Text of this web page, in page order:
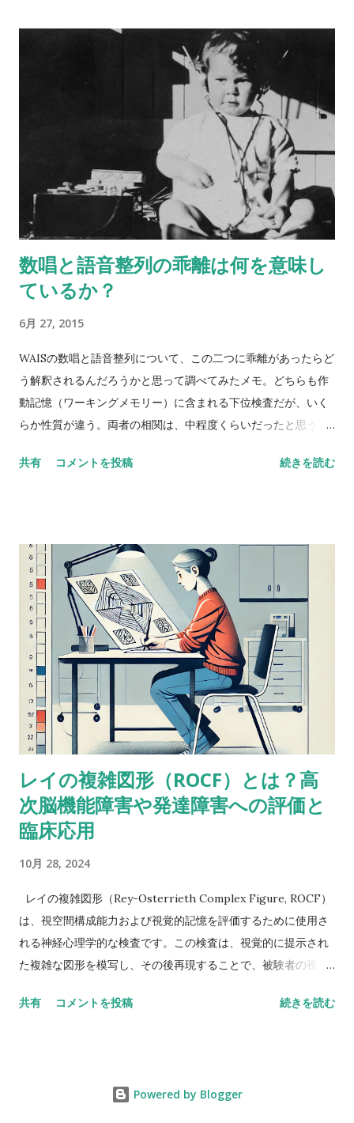
数唱と語音整列の乖離は何を意味し
ているか？
6月 27, 2015
WAISの数唱と語音整列について、この二つに乖離があったらど
う解釈されるんだろうかと思って調べてみたメモ。どちらも作
動記憶（ワーキングメモリー）に含まれる下位検査だが、いく
らか性質が違う。両者の相関は、中程度くらいだったと思う。
sequencing とある海外の掲示板（？）でのやりとり。 一方が
４点以上の乖離（discrepancy）があった場合は？ 実施した
ばかりのアセスメントを詳しく考えてみると、言葉の受容と表
出が明らかに難しいケースだったけど、視空間スキルと処理速
度はまったく問題なく保たれていた。-Miriam という問題提起
に対するスレッドのようだ。 私も以前に何度か同じようなパタ
ーンに出会ったことがあって似たようなことを考えたことがあ
るけど、ぜんぜん専門外だったから。あなたももう考えてるだ
ろうけど、語音整列はたぶんより複雑な課題だと思う。という
のも、数唱のように単に数字を扱うんじゃなくって、（文字と
数字という）二種類の情報を使ってそれを切り替えながら作業
しなきゃいけないから。被験者が教示を理解して、すべてをす
っかり頭に入れることができたという手応えはありました
か？ これ（語音整列）を実行するにはいくつかの操作が必要
特に障壁となるかもしれません。他の下位検査にもこの仮説が
当てはまるならば意味をなさないかもしれませんが・・・もっ
と知識のある人ならいい意見が出せるかも。-Butterfly22 私も
同じように考えていました。数唱よりも語音整列の方がいいス
コアを示しているような同様のアセスメント事例がおかしいの
は、並べ替えなどの操作が入ると難しいのかなと推測できるけ
の保存／再生の能力だけでなくて...
共有 コメントを投稿 続きを読む
レイの複雑図形（ROCF）とは？高
次脳機能障害や発達障害への評価と
臨床応用
10月 28, 2024
レイの複雑図形（Rey-Osterrieth Complex Figure, ROCF）
は、視空間構成能力および視覚的記憶を評価するために使用さ
れる神経心理学的な検査です。この検査は、視覚的に提示され
た複雑な図形を模写し、その後再現することで、被験者の視覚
ROCFの概要、高次脳機能障害および発達障害への評価と臨床
れました。検査は以下の手順で行われます。 模写フェーズ : 図
共有 コメントを投稿 続きを読む
Powered by Blogger